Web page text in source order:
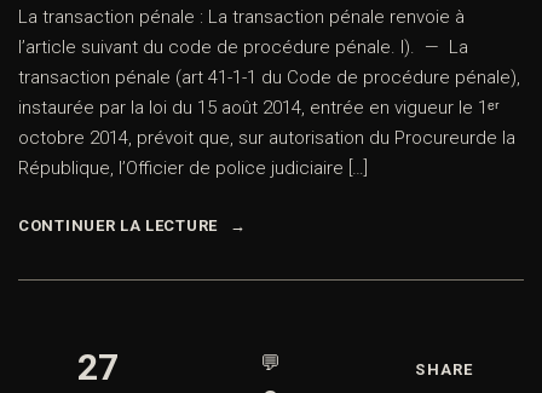
La transaction pénale : La transaction pénale renvoie à
l’article suivant du code de procédure pénale. I). — La
transaction pénale (art 41-1-1 du Code de procédure pénale),
instaurée par la loi du 15 août 2014, entrée en vigueur le 1ᵉʳ
octobre 2014, prévoit que, sur autorisation du Procureurde la
République, l’Officier de police judiciaire […]
CONTINUER LA LECTURE
27 💬 SHARE